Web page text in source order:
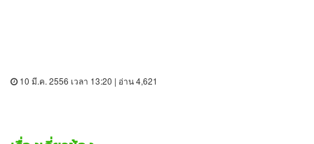
10 มี.ค. 2556 เวลา 13:20 | อ่าน 4,621